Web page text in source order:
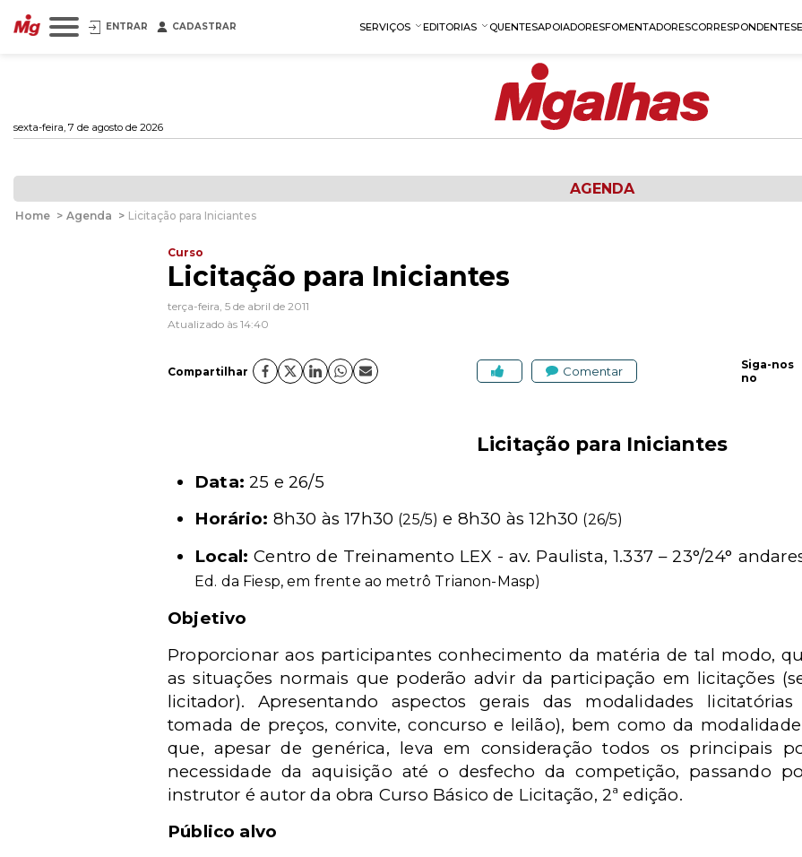
ENTRAR CADASTRAR SERVIÇOS EDITORIAS QUENTESAPOIADORESFOMENTADORESCORRESPONDENTES
sexta-feira, 7 de agosto de 2026
AGENDA
Home > Agenda > Licitação para Iniciantes
Curso
Licitação para Iniciantes
terça-feira, 5 de abril de 2011
Atualizado às 14:40
Compartilhar Comentar
Siga-nos
no
Licitação para Iniciantes
Data: 25 e 26/5
Horário: 8h30 às 17h30 (25/5) e 8h30 às 12h30 (26/5)
Local: Centro de Treinamento LEX - av. Paulista, 1.337 – 23°/24°
Ed. da Fiesp, em frente ao metrô Trianon-Masp)
Objetivo
Proporcionar aos participantes conhecimento da matéria de tal modo,
as situações normais que poderão advir da participação em licitações
licitador). Apresentando aspectos gerais das modalidades licitatórias
tomada de preços, convite, concurso e leilão), bem como da
que, apesar de genérica, leva em consideração todos os principais
necessidade da aquisição até o desfecho da competição, passando
instrutor é autor da obra Curso Básico de Licitação, 2ª edição.
Público alvo